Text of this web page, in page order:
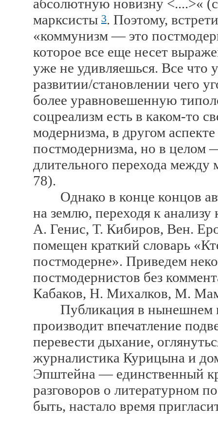
абсолютную новизну <....>«
марксисты 3. Поэтому,
«коммунизм — это
которое все еще несет
уже не удивляешься. Все что
развитии/становлении чего
более уравновешенную
соцреализм есть в каком-то
модернизма, в другом
постмодернизма, но в целом
длительного перехода
78).
Однако в конце концов
на землю, переходя к
А. Генис, Т. Кибиров, Вен.
помещен краткий словарь
постмодерне». Приведем
постмодернистов без
Кабаков, Н. Михалков, М.
Публикация в нынешнем
производит впечатление
перевести дыхание,
журналистика Курицына и
Эпштейна — единственный
разговоров о литературном
быть, настало время